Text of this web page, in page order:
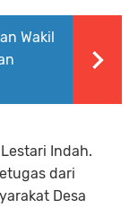
Wakil
Indah.
dari
Desa